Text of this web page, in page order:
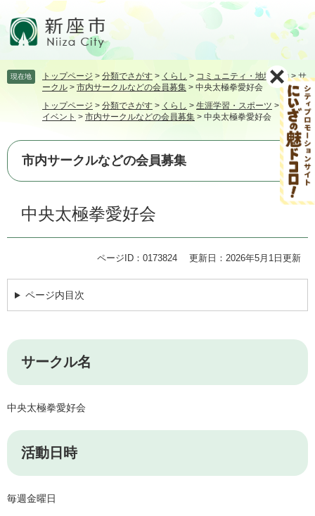
頭飛
文
へ
現在地 トップページ > 分類でさがす > くらし > コミュニティ・地域活動 >サ
ークル > 市内サークルなどの会員募集 > 中央太極拳愛好会
トップページ > 分類でさがす > くらし > 生涯学習・スポーツ >講座・
イベント > 市内サークルなどの会員募集 > 中央太極拳愛好会
市内サークルなどの会員募集
中央太極拳愛好会
ページID：0173824 更新日：2026年5月1日更新
ページ内目次
サークル名
中央太極拳愛好会
活動日時​
毎週金曜日